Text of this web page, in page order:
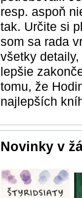
resp. aspoň
tak. Určite si
som sa rada
všetky
lepšie
tomu, že
najlepších
Novinky v